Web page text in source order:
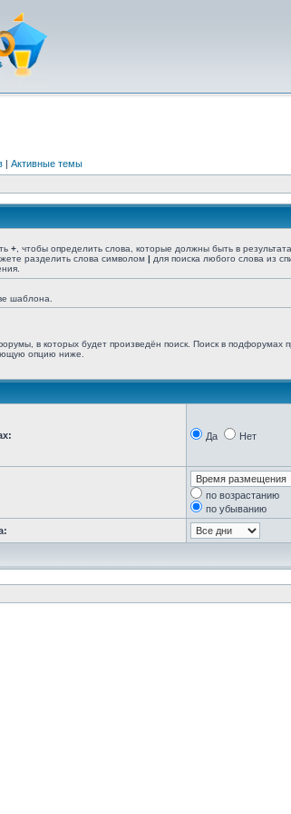
| Активные темы
+ , чтобы определить слова, которые должны быть в
разделить слова символом | для поиска любого слова из
шаблона.
в которых будет произведён поиск. Поиск в подфорумах
опцию ниже.
Да Нет
по возрастанию
по убыванию